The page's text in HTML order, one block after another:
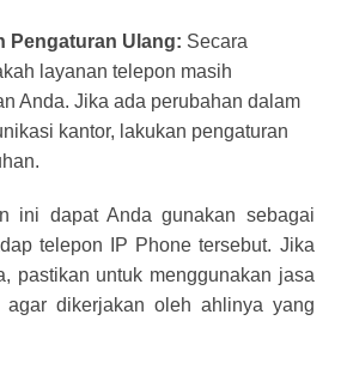
Pengaturan Ulang: Secara
layanan telepon masih
Anda. Jika ada perubahan dalam
kantor, lakukan pengaturan
ini dapat Anda gunakan sebagai
telepon IP Phone tersebut. Jika
pastikan untuk menggunakan jasa
agar dikerjakan oleh ahlinya yang